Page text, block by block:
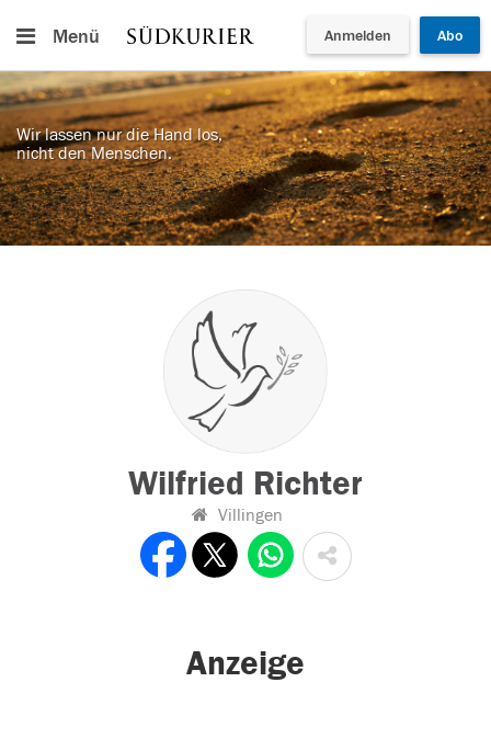
Menü Anmelden Abo
Wir lassen nur die Hand los,
nicht den Menschen.
Wilfried Richter
Villingen
Anzeige